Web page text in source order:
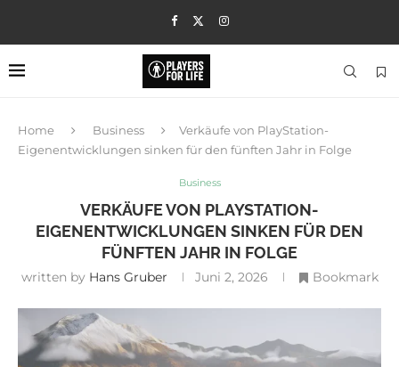
Home Business
Verkäufe von PlayStation-
Eigenentwicklungen sinken für den fünften Jahr in Folge
Business
VERKÄUFE VON PLAYSTATION-
EIGENENTWICKLUNGEN SINKEN FÜR DEN
FÜNFTEN JAHR IN FOLGE
written by Hans Gruber Juni 2, 2026 Bookmark